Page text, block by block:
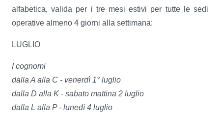
alfabetica, valida per i tre mesi estivi per tutte le sedi
operative almeno 4 giorni alla settimana:
LUGLIO
I cognomi
dalla A alla C - venerdì 1° luglio
dalla D alla K - sabato mattina 2 luglio
dalla L alla P - lunedì 4 luglio